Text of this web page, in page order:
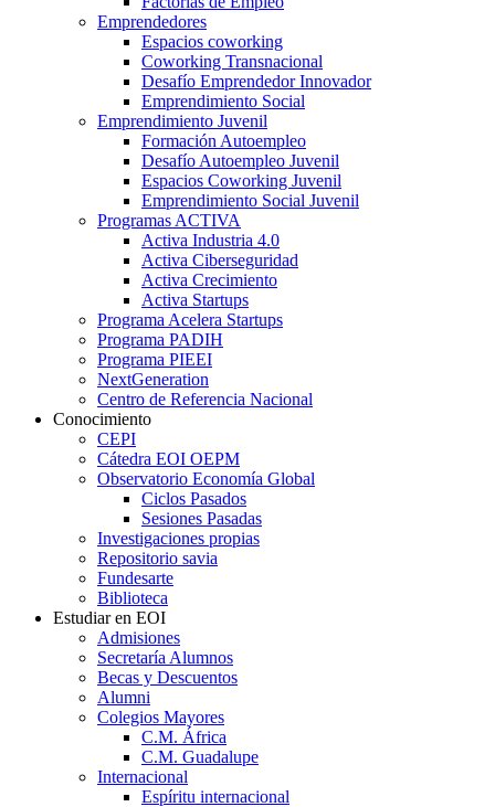
Emprendedores
Espacios coworking
Coworking Transnacional
Desafío Emprendedor Innovador
Emprendimiento Social
Emprendimiento Juvenil
Formación Autoempleo
Desafío Autoempleo Juvenil
Espacios Coworking Juvenil
Emprendimiento Social Juvenil
Programas ACTIVA
Activa Industria 4.0
Activa Ciberseguridad
Activa Crecimiento
Activa Startups
Programa Acelera Startups
Programa PADIH
Programa PIEEI
NextGeneration
Centro de Referencia Nacional
Conocimiento
CEPI
Cátedra EOI OEPM
Observatorio Economía Global
Ciclos Pasados
Sesiones Pasadas
Investigaciones propias
Repositorio savia
Fundesarte
Biblioteca
Estudiar en EOI
Admisiones
Secretaría Alumnos
Becas y Descuentos
Alumni
Colegios Mayores
C.M. África
C.M. Guadalupe
Internacional
Espíritu internacional